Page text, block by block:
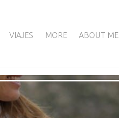
VIAJES MORE ABOUT ME